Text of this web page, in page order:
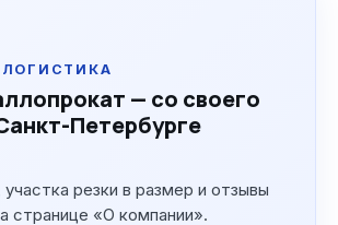
— со своего
Петербурге
резки в размер и отзывы
странице «О компании».